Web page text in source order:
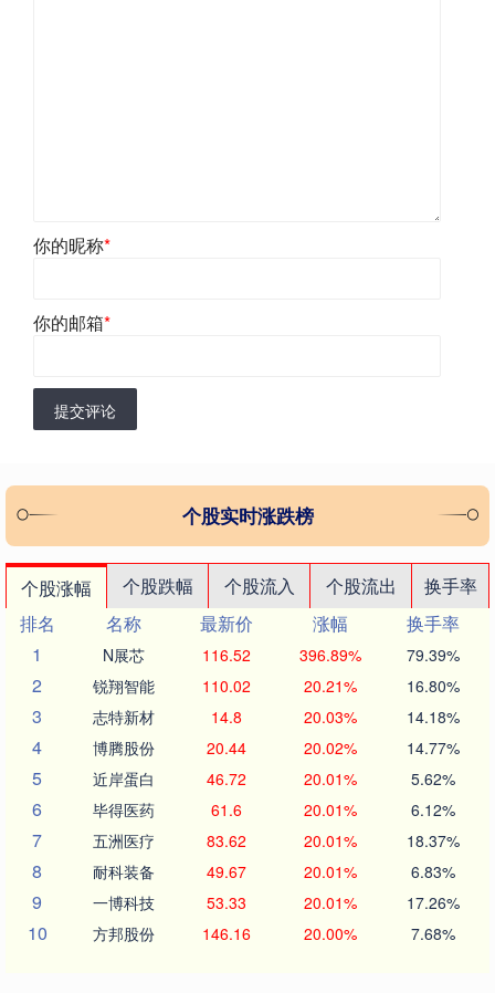
你的昵称*
你的邮箱*
提交评论
个股实时涨跌榜
个股涨幅 个股跌幅 个股流入 个股流出
换手率
排名
名称 最新价 涨幅
换手率
1
N展芯 116.52 396.89% 79.39%
2 锐翔智能 110.02 20.21% 16.80%
3 志特新材 14.8 20.03% 14.18%
4 博腾股份 20.44 20.02% 14.77%
5 近岸蛋白 46.72 20.01% 5.62%
6 毕得医药 61.6 20.01% 6.12%
7 五洲医疗 83.62 20.01% 18.37%
8 耐科装备 49.67 20.01% 6.83%
9 一博科技 53.33 20.01% 17.26%
10 方邦股份 146.16 20.00% 7.68%